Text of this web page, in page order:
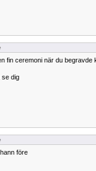
fin ceremoni när du begravde
se dig
före